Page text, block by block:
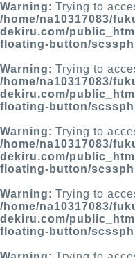
Warning: Trying to
/home/na10317083/
dekiru.com/
floating-button/
Warning: Trying to
/home/na10317083/
dekiru.com/
floating-button/
Warning: Trying to
/home/na10317083/
dekiru.com/
floating-button/
Warning: Trying to
/home/na10317083/
dekiru.com/
floating-button/